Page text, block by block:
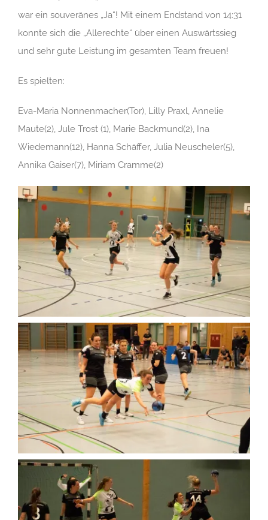
war ein souveränes „Ja“! Mit einem Endstand von 14:31
konnte sich die „Allerechte“ über einen Auswärtssieg
und sehr gute Leistung im gesamten Team freuen!
Es spielten:
Eva-Maria Nonnenmacher(Tor), Lilly Praxl, Annelie
Maute(2), Jule Trost (1), Marie Backmund(2), Ina
Wiedemann(12), Hanna Schäffer, Julia Neuscheler(5),
Annika Gaiser(7), Miriam Cramme(2)